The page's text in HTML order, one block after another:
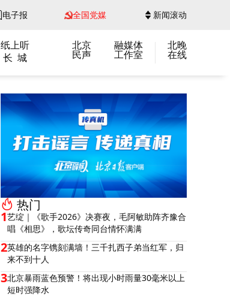
电子报 全国党媒 新闻滚动
纸上听
长 城
北京
民声
融媒体
工作室
北晚
在线
热门
1艺绽｜《歌手2026》决赛夜，毛阿敏助阵齐豫合
唱《相思》，歌坛传奇同台情怀满满
2英雄的名字镌刻满墙！三千扎西子弟当红军，归
来不到十人
3北京暴雨蓝色预警！将出现小时雨量30毫米以上
短时强降水